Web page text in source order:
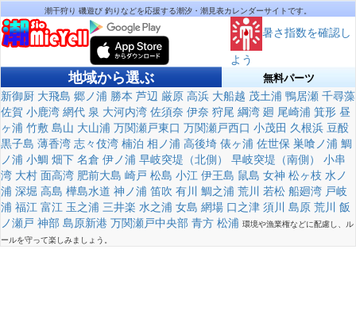
潮干狩り 磯遊び 釣りなどを応援する潮汐・潮見表カレンダーサイトです。
暑さ指数を確認し
よう
地域から選ぶ 無料パーツ
新御厨 大飛島 郷ノ浦 勝本 芦辺 厳原 高浜 大船越 茂土浦 鴨居瀬 千尋藻
佐賀 小鹿湾 網代 泉 大河内湾 佐須奈 伊奈 狩尾 綱湾 廻 尾崎浦 箕形 昼
ヶ浦 竹敷 島山 大山浦 万関瀬戸東口 万関瀬戸西口 小茂田 久根浜 豆酘
黒子島 薄香湾 志々伎湾 楠泊 相ノ浦 高後埼 俵ヶ浦 佐世保 巣喰ノ浦 鯛
ノ浦 小鯛 畑下 名倉 伊ノ浦 早岐突堤（北側） 早岐突堤（南側）
小串
湾 大村 面高湾 肥前大島 崎戸 松島 小江 伊王島 鼠島 女神 松ヶ枝 水ノ
浦 深堀 高島 樺島水道 神ノ浦 笛吹 有川 鯛之浦 荒川 若松 船廻湾 戸岐
浦 福江 富江 玉之浦 三井楽 水之浦 女島 網場 口之津 須川 島原 荒川 飯
ノ瀬戸 神部 島原新港 万関瀬戸中央部 青方 松浦 環境や漁業権などに配慮し、ル
ールを守って楽しみましょう。